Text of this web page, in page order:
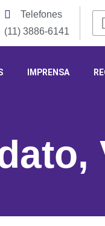
Telefones
(11) 3886-6141
IMPRENSA
,